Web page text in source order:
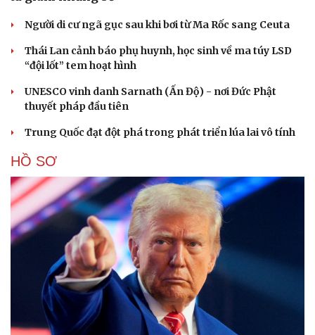
Cải chính
Người di cư ngã gục sau khi bơi từ Ma Rốc sang Ceuta
Thái Lan cảnh báo phụ huynh, học sinh về ma túy LSD
“đội lốt” tem hoạt hình
UNESCO vinh danh Sarnath (Ấn Độ) - nơi Đức Phật
thuyết pháp đầu tiên
Trung Quốc đạt đột phá trong phát triển lúa lai vô tính
HỒ SƠ